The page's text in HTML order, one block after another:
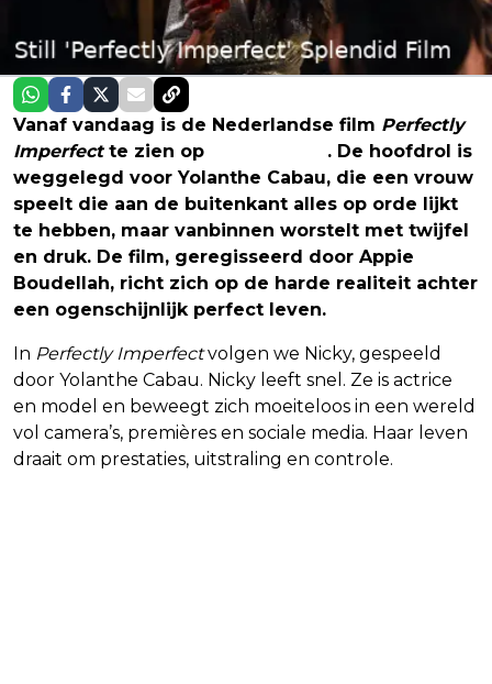
Vanaf vandaag is de Nederlandse film Perfectly
Imperfectte zien op
. De hoofdrol is
weggelegd voor Yolanthe Cabau, die een vrouw
speelt die aan de buitenkant alles op orde lijkt
te hebben, maar vanbinnen worstelt met twijfel
en druk. De film, geregisseerd door Appie
Boudellah, richt zich op de harde realiteit achter
een ogenschijnlijk perfect leven.
In Perfectly Imperfectvolgen we Nicky, gespeeld
door Yolanthe Cabau. Nicky leeft snel. Ze is actrice
en model en beweegt zich moeiteloos in een wereld
vol camera’s, premières en sociale media. Haar leven
draait om prestaties, uitstraling en controle.